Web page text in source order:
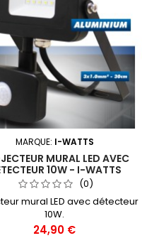
MARQUE: I-WATTS
MURAL LED AVEC
10W - I-WATTS
(0)
mural LED avec détecteur
10W.
Prix
24,90 €